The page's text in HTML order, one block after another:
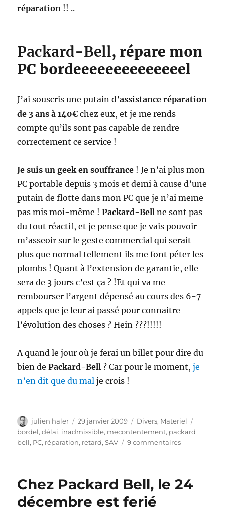
réparation !! ..
Packard-Bell, répare mon
PC bordeeeeeeeeeeeeeel
J’ai souscris une putain d’assistance réparation
de 3 ans à 140€ chez eux, et je me rends
compte qu’ils sont pas capable de rendre
correctement ce service !
Je suis un geek en souffrance ! Je n’ai plus mon
PC portable depuis 3 mois et demi à cause d’une
putain de flotte dans mon PC que je n’ai meme
pas mis moi-même !Packard-Bell ne sont pas
du tout réactif, et je pense que je vais pouvoir
m’asseoir sur le geste commercial qui serait
plus que normal tellement ils me font péter les
plombs ! Quant à l’extension de garantie, elle
sera de 3 jours c’est ça ? !Et qui va me
rembourser l’argent dépensé au cours des 6-7
appels que je leur ai passé pour connaitre
l’évolution des choses ? Hein ???!!!!!
A quand le jour où je ferai un billet pour dire du
bien dePackard-Bell ? Car pour le moment,je
n’en dit que du mal je crois !
Auteur
julien haler
Publié
le
29 janvier 2009 Catégories
Divers, Materiel
bordel,délai, inadmissible, mecontentement, packard
bell, PC, réparation, retard,SAV 9 commentairessur
mon
Chez Packard Bell, le 24
décembre est ferié